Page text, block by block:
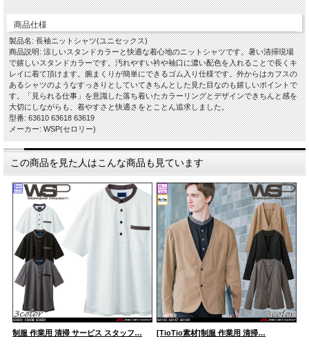
商品仕様
製品名: 長袖ニットシャツ(ユニセックス)
商品説明: 涼しいスタンドカラーと快適な着心地のニットシャツです。暑い清掃現場
で嬉しいスタンドカラーです。汚れやすい衿や袖口に濃い配色を入れることで長くキ
レイに着て頂けます。腕まくりが簡単にできるゴム入り仕様です。外からはカフスの
あるシャツのようなすっきりとしていてきちんとした見た目なのも嬉しいポイントで
す。「見られる仕事」を意識した落ち着いたカラーリングとデザインできちんと感を
大切にしながらも、着やすさと快適さをとことん追求しました。
型番: 63610 63618 63619
メーカー: WSP(セロリー)
この商品を見た人はこんな商品も見ています
制服 作業用 清掃 サービス スタッフ… [TioTio素材]制服 作業用 清掃…